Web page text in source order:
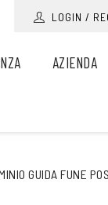
LOGIN /
AZIENDA
GUIDA FUNE